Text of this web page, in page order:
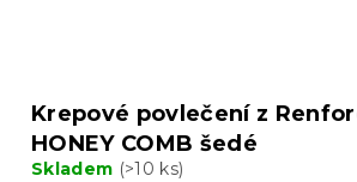
Krepové povlečení z
HONEY COMB šedé
Skladem (>10 ks)